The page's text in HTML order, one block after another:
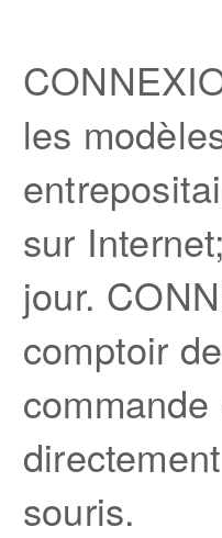
les
sur
jour.
comptoir
souris.